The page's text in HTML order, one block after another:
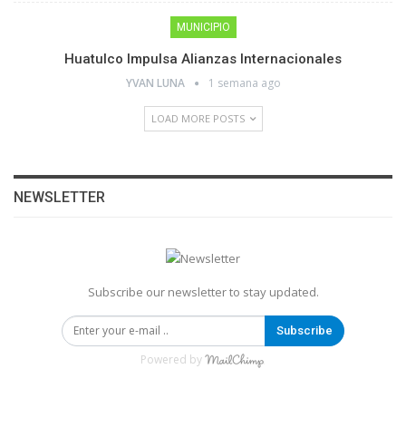
MUNICIPIO
Huatulco Impulsa Alianzas Internacionales
YVAN LUNA 1 semana ago
LOAD MORE POSTS
NEWSLETTER
Subscribe our newsletter to stay updated.
Subscribe
Powered by